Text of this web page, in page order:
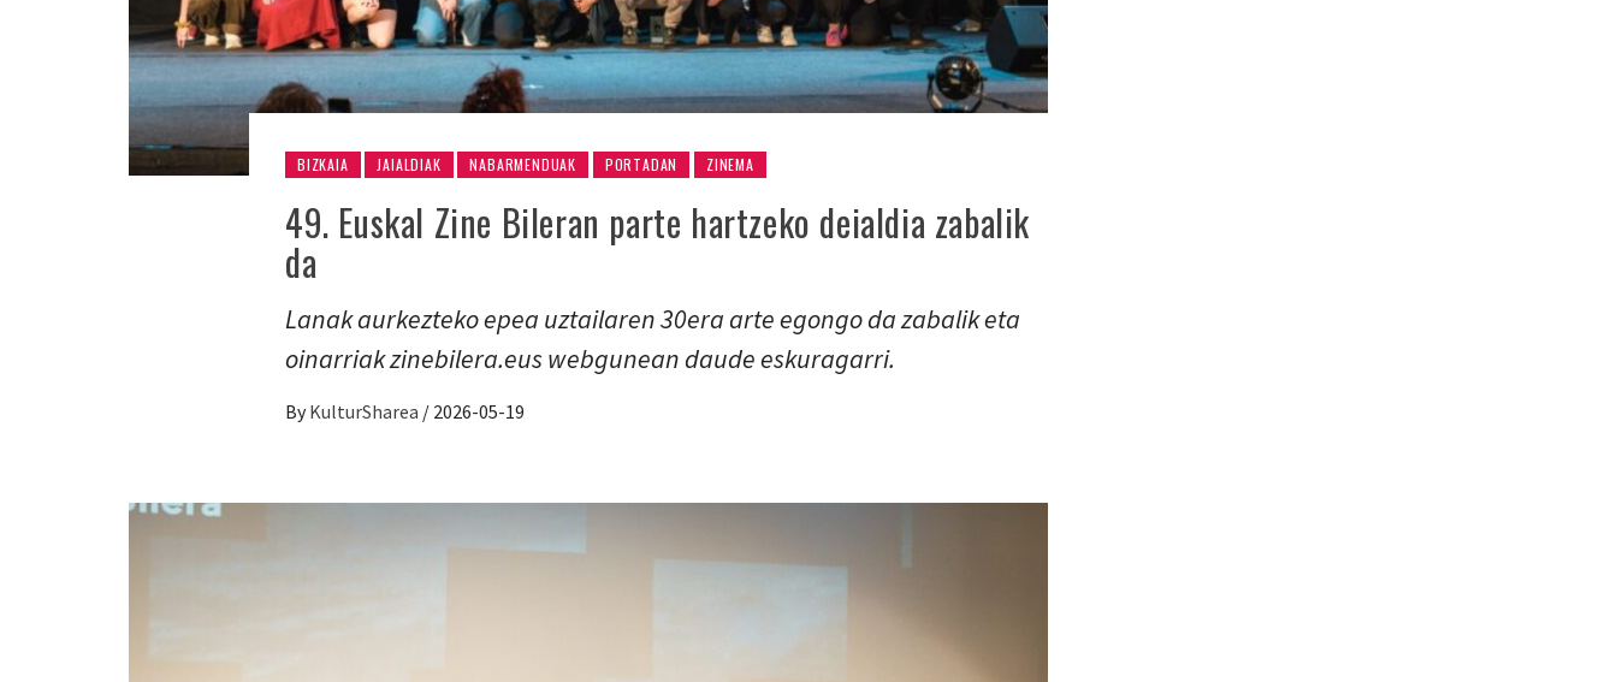
BIZKAIA JAIALDIAK NABARMENDUAK PORTADAN ZINEMA
49. Euskal Zine Bileran parte hartzeko deialdia zabalik
da
Lanak aurkezteko epea uztailaren 30era arte egongo da zabalik eta
oinarriak zinebilera.eus webgunean daude eskuragarri.
By KulturSharea / 2026-05-19